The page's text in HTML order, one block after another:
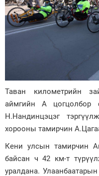
Таван километрийн
аймгийн А цогцолбор
Н.Нандинцэцэг
хорооны тамирчин
Кени улсын тамирчин
байсан ч 42 км-т
уралдана.